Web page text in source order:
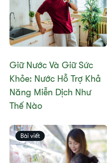
Giữ Nước Và Giữ Sức
Khỏe: Nước Hỗ Trợ Khả
Năng Miễn Dịch Như
Thế Nào
Bài viết